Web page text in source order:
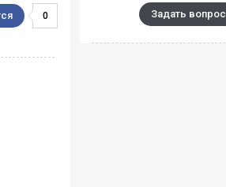
0 Задать вопрос